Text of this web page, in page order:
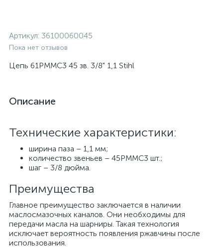
Артикул: 36100060045
Пока нет отзывов
Цепь 61PMMC3 45 зв. 3/8" 1,1 Stihl
Описание
Технические характеристики:
ширина паза – 1,1 мм;
количество звеньев – 45PMMC3 шт.;
шаг – 3/8 дюйма.
Преимущества
Главное преимущество заключается в наличии
маслосмазочных каналов. Они необходимы для
передачи масла на шарниры. Такая технология
исключает вероятность появления ржавчины после
использования.